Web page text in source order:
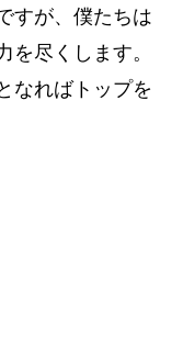
すが、僕たちは
を尽くします。
なればトップを